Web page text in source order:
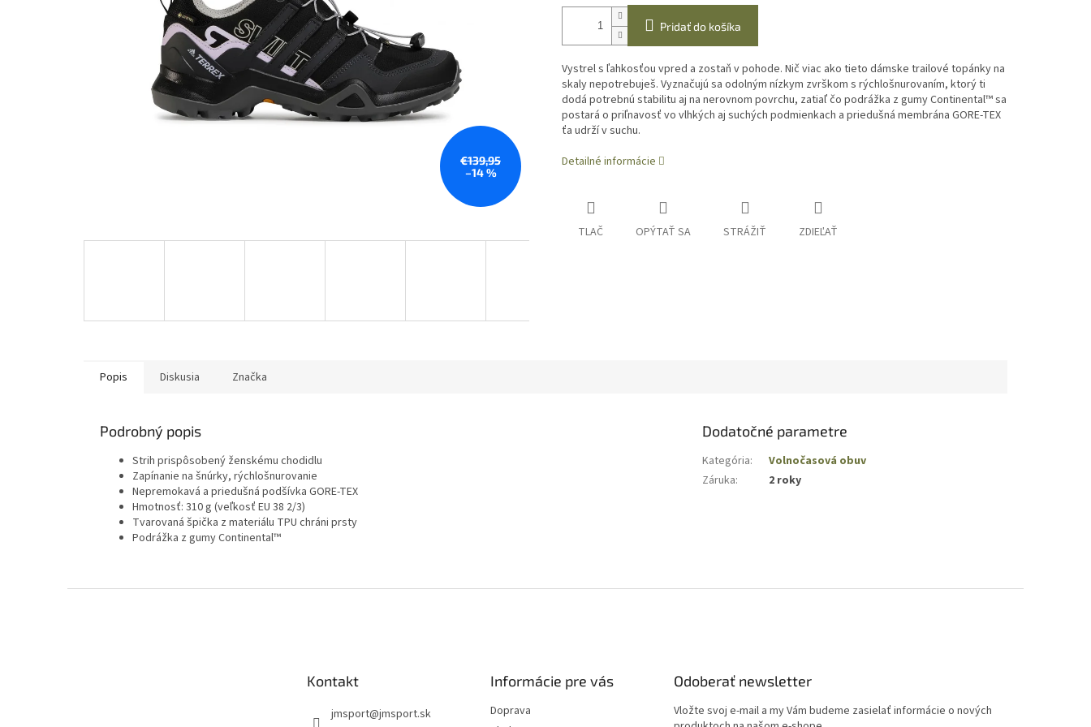
€139,95
–14 %
Pridať do košíka
Vystrel s ľahkosťou vpred a zostaň v pohode. Nič viac ako tieto dámske trailové topánky na
skaly nepotrebuješ. Vyznačujú sa odolným nízkym zvrškom s rýchlošnurovaním, ktorý ti
dodá potrebnú stabilitu aj na nerovnom povrchu, zatiaľ čo podrážka z gumy Continental™ sa
postará o priľnavosť vo vlhkých aj suchých podmienkach a priedušná membrána GORE-TEX
ťa udrží v suchu.
Detailné informácie
TLAČ OPÝTAŤ SA STRÁŽIŤ ZDIEĽAŤ
Popis Diskusia Značka
Podrobný popis
Strih prispôsobený ženskému chodidlu
Zapínanie na šnúrky, rýchlošnurovanie
Nepremokavá a priedušná podšívka GORE-TEX
Hmotnosť: 310 g (veľkosť EU 38 2/3)
Tvarovaná špička z materiálu TPU chráni prsty
Podrážka z gumy Continental™
Dodatočné parametre
Kategória:
Volnočasová obuv
Záruka: 2 roky
Kontakt
jmsport@jmsport.sk
Informácie pre vás
Doprava
Odoberať newsletter
Vložte svoj e-mail a my Vám budeme zasielať informácie o nových